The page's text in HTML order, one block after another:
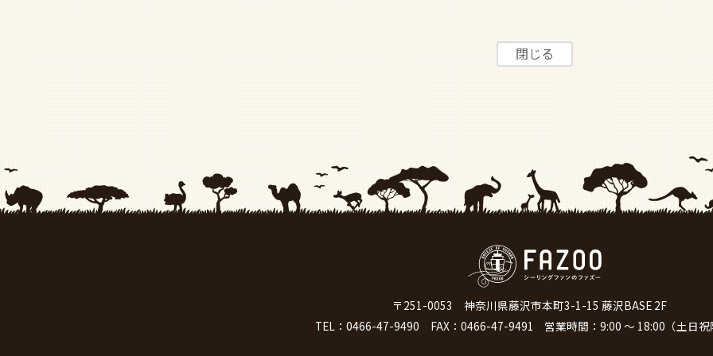
〒251-0053
神奈川県藤沢市本町3-1-15 藤沢BASE 2F
TEL：0466-47-9490 FAX：0466-47-9491 営業時間：9:00 ～ 18:00（土日